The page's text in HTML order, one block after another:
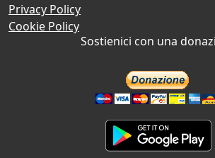
Privacy Policy
Cookie Policy
Sostienici con una